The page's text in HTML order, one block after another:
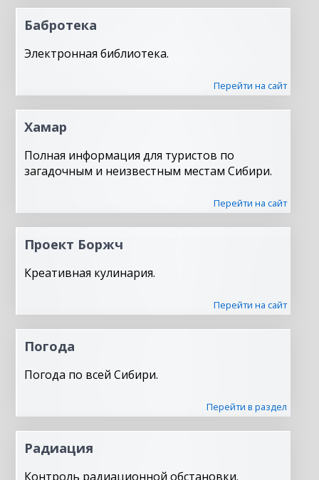
Бабротека
Электронная библиотека.
Перейти на сайт
Хамар
Полная информация для туристов по
загадочным и неизвестным местам Сибири.
Перейти на сайт
Проект Боржч
Креативная кулинария.
Перейти на сайт
Погода
Погода по всей Сибири.
Перейти в раздел
Радиация
Контроль радиационной обстановки.